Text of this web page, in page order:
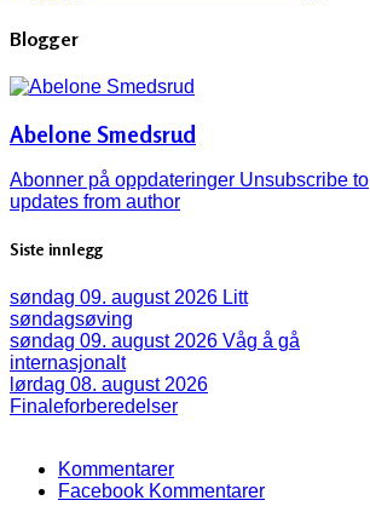
Blogger
Abelone Smedsrud
Abonner på oppdateringer Unsubscribe to
updates from author
Siste innlegg
søndag 09. august 2026 Litt
søndagsøving
søndag 09. august 2026 Våg å gå
internasjonalt
lørdag 08. august 2026
Finaleforberedelser
Kommentarer
Facebook Kommentarer